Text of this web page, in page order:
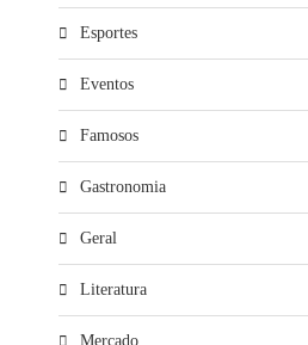
Esportes
Eventos
Famosos
Gastronomia
Geral
Literatura
Mercado